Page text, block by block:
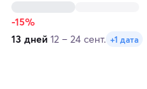
-15%
13 дней 12 – 24 сент. +1 дата